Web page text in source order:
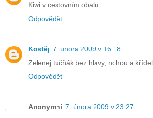
Kiwi v cestovním obalu.
Odpovědět
Kostěj 7. února 2009 v 16:18
Zelenej tučňák bez hlavy, nohou a křídel.
Odpovědět
Anonymní 7. února 2009 v 23:27